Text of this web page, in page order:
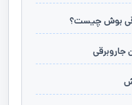
بوش چيست؟